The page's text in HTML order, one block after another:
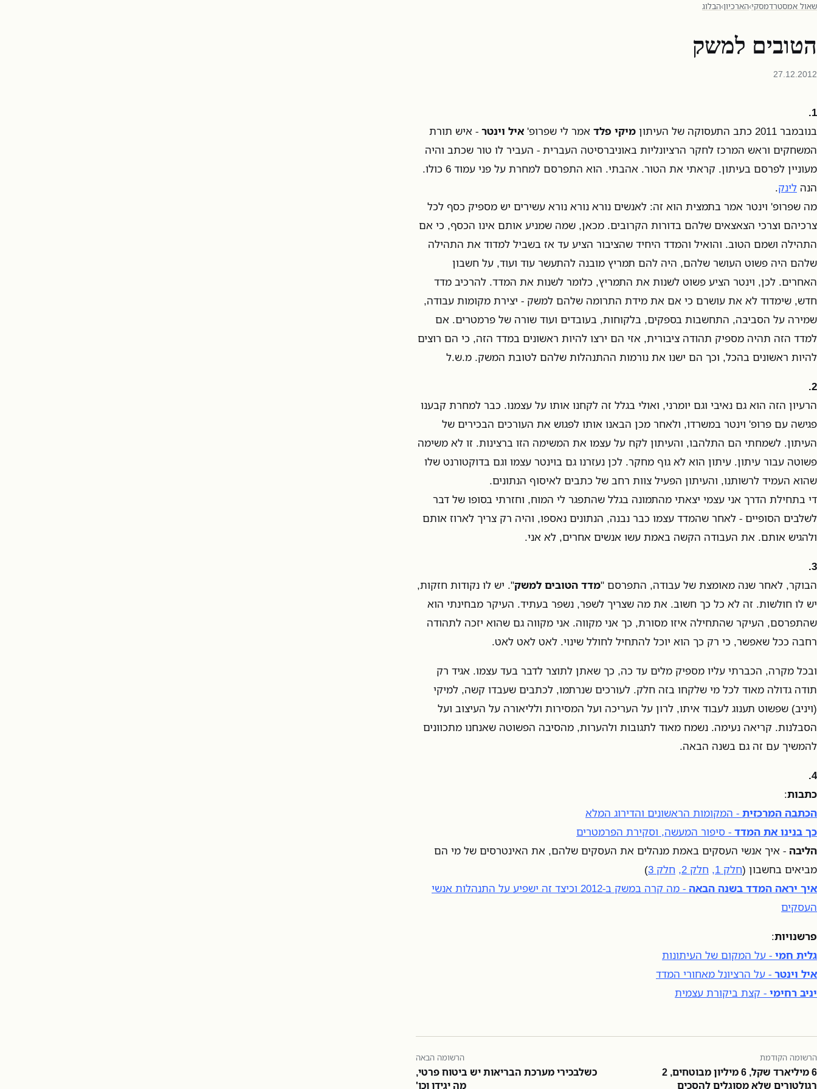
שאול אמסטרדמסקי›הארכיון›הבלוג
הטובים למשק
27.12.2012
1.
בנובמבר 2011 כתב התעסוקה של העיתון
מיקי פלד אמר לי שפרופ' איל וינטר - איש תורת
המשחקים וראש המרכז לחקר הרציונליות באוניברסיטה העברית - העביר לו טור שכתב והיה
מעוניין לפרסם בעיתון. קראתי את הטור. אהבתי. הוא התפרסם למחרת על פני עמוד 6 כולו.
הנה לינק.
מה שפרופ' וינטר אמר בתמצית הוא זה: לאנשים נורא נורא נורא עשירים יש מספיק כסף לכל
צרכיהם וצרכי הצאצאים שלהם בדורות הקרובים. מכאן, שמה שמניע אותם אינו הכסף, כי אם
התהילה ושמם הטוב. והואיל והמדד היחיד שהציבור הציע עד אז בשביל למדוד את התהילה
שלהם היה פשוט העושר שלהם, היה להם תמריץ מובנה להתעשר עוד ועוד, על חשבון
האחרים. לכן, וינטר הציע פשוט לשנות את התמריץ, כלומר לשנות את המדד. להרכיב מדד
חדש, שימדוד לא את עושרם כי אם את מידת התרומה שלהם למשק - יצירת מקומות עבודה,
שמירה על הסביבה, התחשבות בספקים, בלקוחות, בעובדים ועוד שורה של פרמטרים. אם
למדד הזה תהיה מספיק תהודה ציבורית, אזי הם ירצו להיות ראשונים במדד הזה, כי הם רוצים
להיות ראשונים בהכל, וכך הם ישנו את נורמות ההתנהלות שלהם לטובת המשק. מ.ש.ל
2.
הרעיון הזה הוא גם נאיבי וגם יומרני, ואולי בגלל זה לקחנו אותו על עצמנו. כבר למחרת קבענו
פגישה עם פרופ' וינטר במשרדו, ולאחר מכן הבאנו אותו לפגוש את העורכים הבכירים של
העיתון. לשמחתי הם התלהבו, והעיתון לקח על עצמו את המשימה הזו ברצינות. זו לא משימה
פשוטה עבור עיתון. עיתון הוא לא גוף מחקר. לכן נעזרנו גם בוינטר עצמו וגם בדוקטורנט שלו
שהוא העמיד לרשותנו, והעיתון הפעיל צוות רחב של כתבים לאיסוף הנתונים.
די בתחילת הדרך אני עצמי יצאתי מהתמונה בגלל שהתפגר לי המוח, וחזרתי בסופו של דבר
לשלבים הסופיים - לאחר שהמדד עצמו כבר נבנה, הנתונים נאספו, והיה רק צריך לארוז אותם
ולהגיש אותם. את העבודה הקשה באמת עשו אנשים אחרים, לא אני.
3.
הבוקר, לאחר שנה מאומצת של עבודה, התפרסם "מדד הטובים למשק". יש לו נקודות חזקות,
יש לו חולשות. זה לא כל כך חשוב. את מה שצריך לשפר, נשפר בעתיד. העיקר מבחינתי הוא
שהתפרסם, העיקר שהתחילה איזו מסורת, כך אני מקווה. אני מקווה גם שהוא יזכה לתהודה
רחבה ככל שאפשר, כי רק כך הוא יוכל להתחיל לחולל שינוי. לאט לאט לאט.
ובכל מקרה, הכברתי עליו מספיק מלים עד כה, כך שאתן לתוצר לדבר בעד עצמו. אגיד רק
תודה גדולה מאוד לכל מי שלקחו בזה חלק. לעורכים שנרתמו, לכתבים שעבדו קשה, למיקי
(ויניב) שפשוט תענוג לעבוד איתו, לרון על העריכה ועל המסירות ולליאורה על העיצוב ועל
הסבלנות. קריאה נעימה. נשמח מאוד לתגובות ולהערות, מהסיבה הפשוטה שאנחנו מתכוונים
להמשיך עם זה גם בשנה הבאה.
4.
כתבות:
הכתבה המרכזית - המקומות הראשונים והדירוג המלא
כך בנינו את המדד - סיפור המעשה, וסקירת הפרמטרים
הליבה - איך אנשי העסקים באמת מנהלים את העסקים שלהם, את האינטרסים של מי הם
מביאים בחשבון (חלק 1, חלק 2, חלק 3
)
איך יראה המדד בשנה הבאה
- מה קרה במשק ב-2012 וכיצד זה ישפיע על התנהלות אנשי
העסקים
פרשנויות:
גלית חמי - על המקום של העיתונות
איל וינטר - על הרציונל מאחורי המדד
יניב רחימי - קצת ביקורת עצמית
הרשומה הקודמת
6 מיליארד שקל, 6 מיליון מבוטחים, 2
רגולטורים שלא מסוגלים להסכים
הרשומה הבאה
כשלבכירי מערכת הבריאות יש ביטוח פרטי,
מה יגידו וכו'